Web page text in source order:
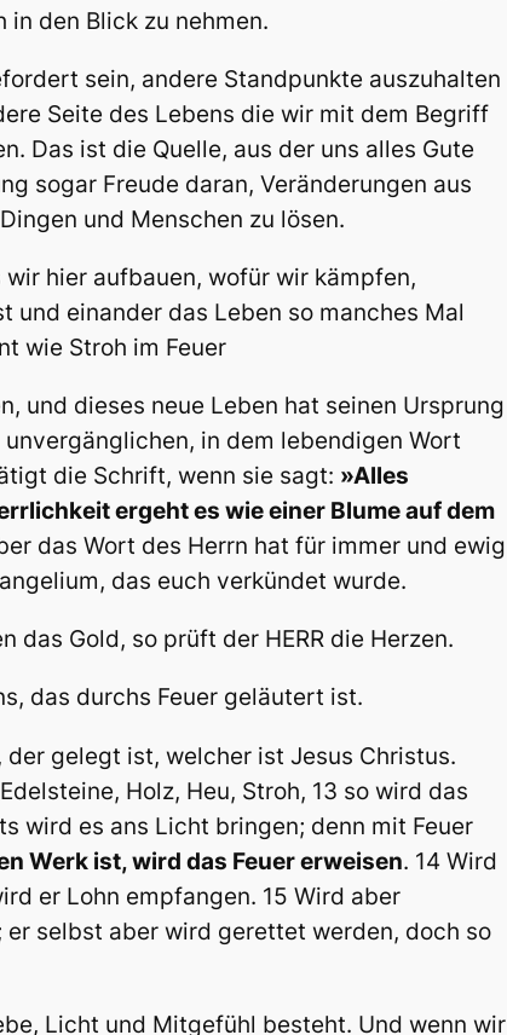
den Blick zu nehmen.
sein, andere Standpunkte auszuhalten
Seite des Lebens die wir mit dem Begriff
Das ist die Quelle, aus der uns alles Gute
sogar Freude daran, Veränderungen aus
und Menschen zu lösen.
hier aufbauen, wofür wir kämpfen,
einander das Leben so manches Mal
wie Stroh im Feuer
und dieses neue Leben hat seinen Ursprung
in dem lebendigen Wort
die Schrift, wenn sie sagt: »Alles
ergeht es wie einer Blume auf dem
das Wort des Herrn hat für immer und ewig
das euch verkündet wurde.
das Gold, so prüft der HERR die Herzen.
das durchs Feuer geläutert ist.
der gelegt ist, welcher ist Jesus Christus.
Holz, Heu, Stroh, 13 so wird das
wird es ans Licht bringen; denn mit Feuer
Werk ist, wird das Feuer erweisen. 14 Wird
er Lohn empfangen. 15 Wird aber
selbst aber wird gerettet werden, doch so
Licht und Mitgefühl besteht. Und wenn wir